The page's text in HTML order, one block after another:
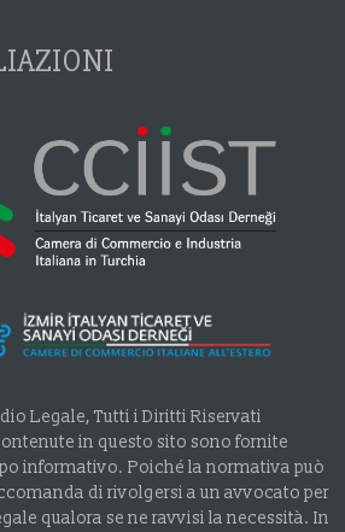
Legale, Tutti i Diritti Riservati
in questo sito sono fornite
informativo. Poiché la normativa può
di rivolgersi a un avvocato per
qualora se ne ravvisi la necessità. In